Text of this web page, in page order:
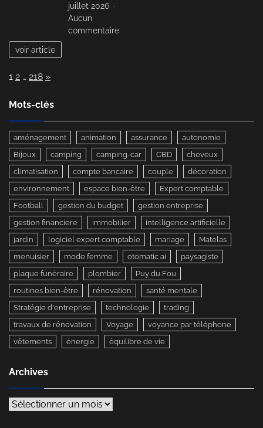
juillet 2026
Aucun
commentairesur
cher
?
voir article
Page:
1 2 … 218 Next
»
Mots-clés
aménagement animation assurance
autonomie
Bijoux
camping camping-car CBD
cheveux
climatisation
compte bancaire couple
décoration
environnement
espace bien-être
Expert comptable
Football
gestion du budget
gestion entreprise
gestion financiere
immobilier
intelligence artificielle
jardin
logiciel expert comptable mariage
Matelas
menuisier
mode femme otomatic ai
paysagiste
plaque funéraire
plombier
Puy du Fou
routines bien-être
rénovation
santé mentale
Stratégie d'entreprise
technologie
trading
travaux de rénovation
Voyage
voyance par téléphone
vêtements
énergie équilibre de vie
Archives
Archives